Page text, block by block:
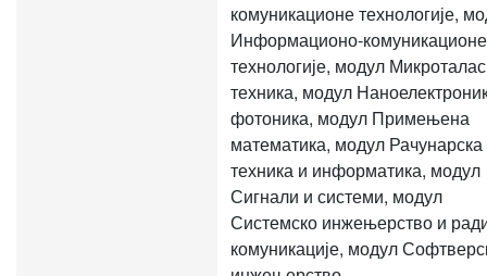
комуникационе технологије,
Информационо-комуникационе
технологије, модул
техника, модул
фотоника, модул Примењена
математика, модул Рачунарска
техника и информатика, модул
Сигнали и системи, модул
Системско инжењерство и
комуникације, модул